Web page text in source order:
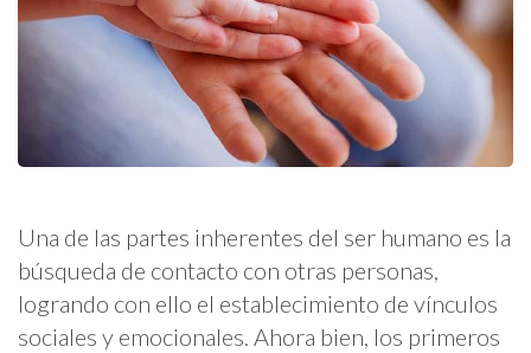
Una de las partes inherentes del ser humano es la
búsqueda de contacto con otras personas,
logrando con ello el establecimiento de vínculos
sociales y emocionales. Ahora bien, los primeros